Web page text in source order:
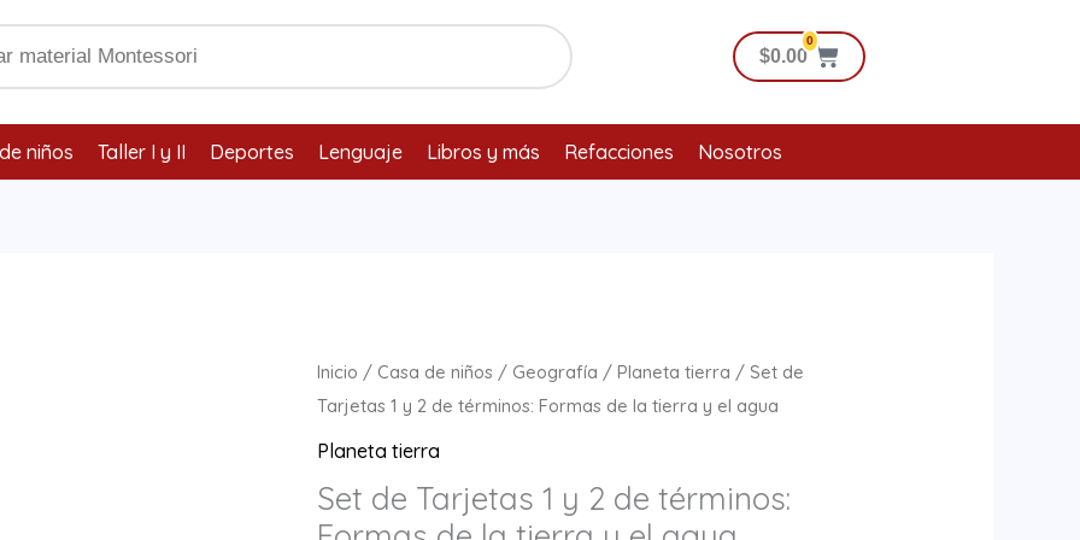
$0.00
0
Cart
niños Taller I y II Deportes Lenguaje Libros y más Refacciones Nosotros
Inicio / Casa de niños / Geografía /Planeta tierra / Set de
Tarjetas 1 y 2 de términos: Formas de la tierra y el agua
Planeta tierra
Set de Tarjetas 1 y 2 de términos:
Set
de
Tarjetas
y